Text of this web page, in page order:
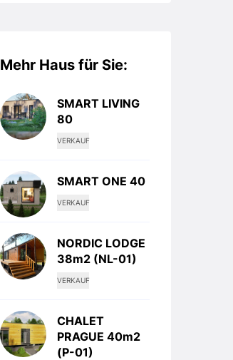
Mehr Haus für Sie:
SMART LIVING
80
VERKAUF
SMART ONE 40
VERKAUF
NORDIC LODGE
38m2 (NL-01)
VERKAUF
CHALET
PRAGUE 40m2
(P-01)